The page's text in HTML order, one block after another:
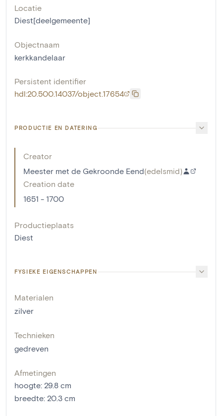
Locatie
Diest[deelgemeente]
Objectnaam
kerkkandelaar
Persistent identifier
hdl:20.500.14037/object.17654
PRODUCTIE EN DATERING
Creator
Meester met de Gekroonde Eend(edelsmid)
Creation date
1651 - 1700
Productieplaats
Diest
FYSIEKE EIGENSCHAPPEN
Materialen
zilver
Technieken
gedreven
Afmetingen
hoogte: 29.8 cm
breedte: 20.3 cm